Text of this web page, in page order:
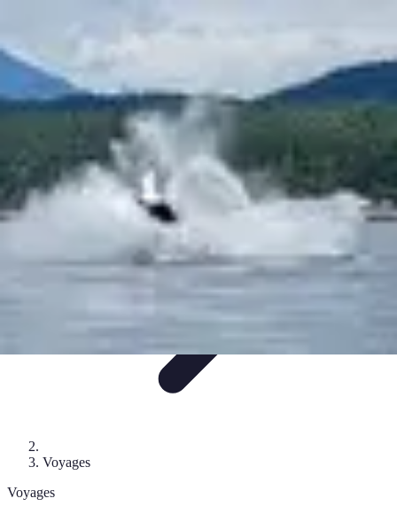
Voyages et Découvertes
Belles Villes Monde
Voyages
Voyages